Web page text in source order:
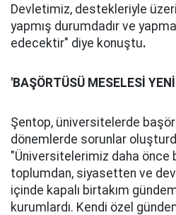
Devletimiz, destekleriyle
yapmış durumdadır ve
edecektir" diye konuştu.
'BAŞÖRTÜSÜ MESELESİ
Şentop, üniversitelerde
dönemlerde sorunlar
"Üniversitelerimiz daha önce
toplumdan, siyasetten ve
içinde kapalı birtakım
kurumlardı. Kendi özel